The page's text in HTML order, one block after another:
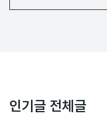
인기글 전체글